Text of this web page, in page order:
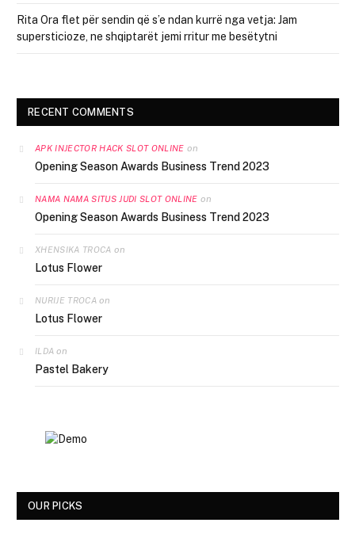
Rita Ora flet për sendin që s’e ndan kurrë nga vetja: Jam
supersticioze, ne shqiptarët jemi rritur me besëtytni
RECENT COMMENTS
APK INJECTOR HACK SLOT ONLINE on
Opening Season Awards Business Trend 2023
NAMA NAMA SITUS JUDI SLOT ONLINE on
Opening Season Awards Business Trend 2023
XHENSIKA TROCA on
Lotus Flower
NURIJE TROCAon
Lotus Flower
ILDA on
Pastel Bakery
OUR PICKS